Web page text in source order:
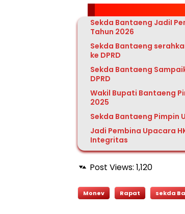
Sekda Bantaeng JadiI
Tahun 2026
Sekda Bantaeng
ke DPRD
Sekda Bantaeng
DPRD
Wakil Bupati Bantaeng
2025
Sekda Bantaeng Pimpin
Jadi Pembina Upacara
Integritas
Post Views: 1,120
Monev Rapat sekda